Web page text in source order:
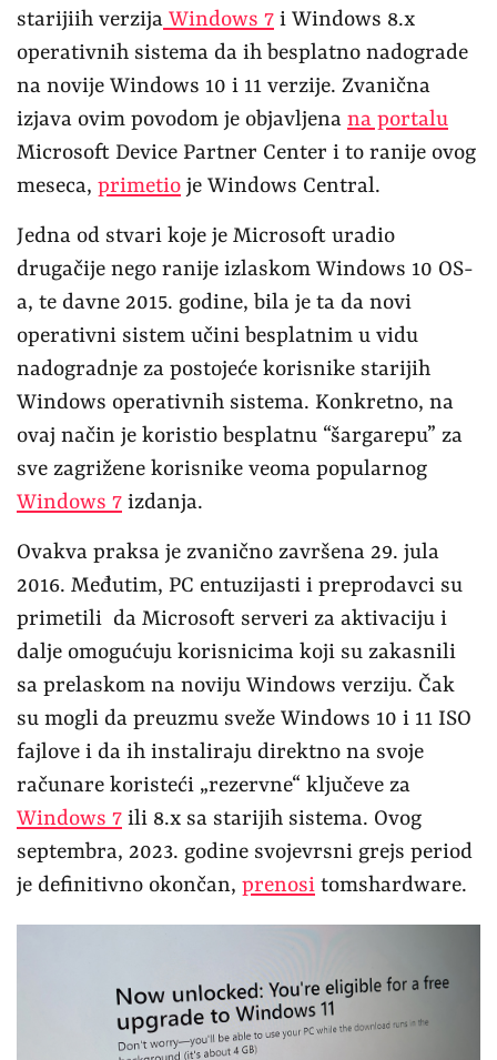
starijiih verzija Windows 7 i Windows 8.x
operativnih sistema da ih besplatno nadograde
na novije Windows 10 i 11 verzije. Zvanična
izjava ovim povodom je objavljena na portalu
Microsoft Device Partner Center i to ranije ovog
meseca, primetio je Windows Central.
Jedna od stvari koje je Microsoft uradio
drugačije nego ranije izlaskom Windows 10 OS-
a, te davne 2015. godine, bila je ta da novi
operativni sistem učini besplatnim u vidu
nadogradnje za postojeće korisnike starijih
Windows operativnih sistema. Konkretno, na
ovaj način je koristio besplatnu “šargarepu” za
sve zagrižene korisnike veoma popularnog
Windows 7 izdanja.
Ovakva praksa je zvanično završena 29. jula
2016. Međutim, PC entuzijasti i preprodavci su
primetili da Microsoft serveri za aktivaciju i
dalje omogućuju korisnicima koji su zakasnili
sa prelaskom na noviju Windows verziju. Čak
su mogli da preuzmu sveže Windows 10 i 11 ISO
fajlove i da ih instaliraju direktno na svoje
računare koristeći „rezervne“ ​​ključeve za
Windows 7 ili 8.x sa starijih sistema. Ovog
septembra, 2023. godine svojevrsni grejs period
je definitivno okončan, prenosi tomshardware.